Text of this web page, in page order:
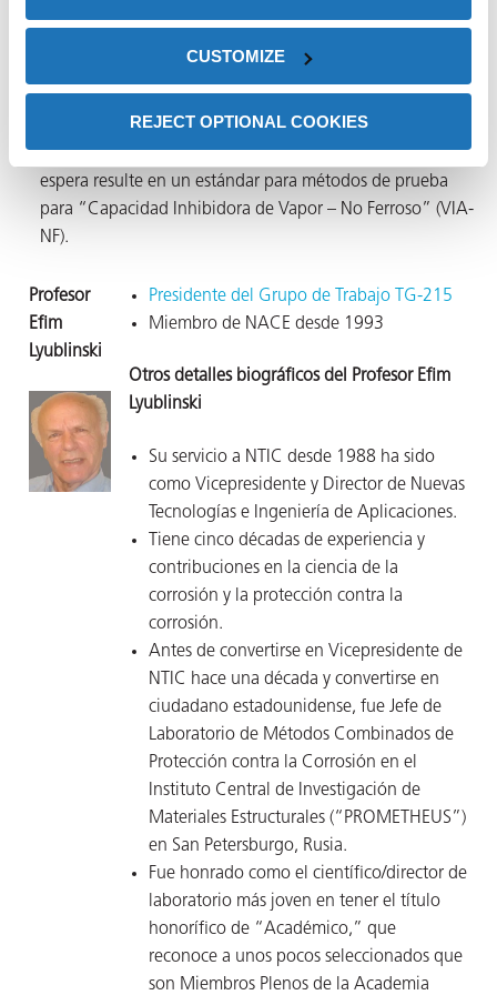
CUSTOMIZE
REJECT OPTIONAL COOKIES
“Capacidad Inhibidora de Vapor – Ferroso,” o VIA-F.
El Grupo de Tareas TG-420 (dentro del STG-61), presidido
por Jim Henderson, se formó recientemente y se reunió
por primera vez este año. Comienzan un proceso que se
espera resulte en un estándar para métodos de prueba
para “Capacidad Inhibidora de Vapor – No Ferroso” (VIA-
NF).
Profesor
Efim
Lyublinski
Presidente del Grupo de Trabajo TG-215
Miembro de NACE desde 1993
Otros detalles biográficos del Profesor Efim
Lyublinski
Su servicio a NTIC desde 1988 ha sido
como Vicepresidente y Director de Nuevas
Tecnologías e Ingeniería de Aplicaciones.
Tiene cinco décadas de experiencia y
contribuciones en la ciencia de la
corrosión y la protección contra la
corrosión.
Antes de convertirse en Vicepresidente de
NTIC hace una década y convertirse en
ciudadano estadounidense, fue Jefe de
Laboratorio de Métodos Combinados de
Protección contra la Corrosión en el
Instituto Central de Investigación de
Materiales Estructurales (“PROMETHEUS”)
en San Petersburgo, Rusia.
Fue honrado como el científico/director de
laboratorio más joven en tener el título
honorífico de “Académico,” que
reconoce a unos pocos seleccionados que
son Miembros Plenos de la Academia